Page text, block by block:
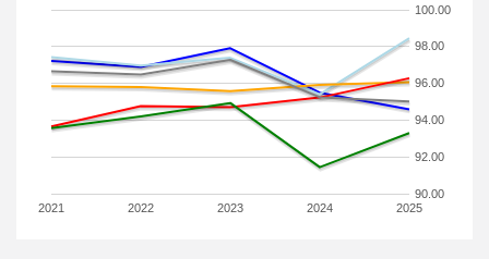
2021 2022 2023 2024 2025
90.00
92.00
94.00
96.00
98.00
100.00